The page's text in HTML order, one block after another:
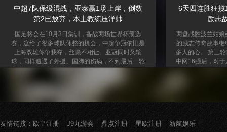
中超7队保级混战，亚泰赢1场上岸，倒数
第2已放弃，本土教练压洋帅
国足将会在10月3日集训，备战两场世界杯预选
赛，这给了很多球队休整的机会，中超争冠依旧是
上海双雄你争我夺，丝毫不相让。亚冠同时又输
球，同样遭遇了外援、国脚的伤病，不到最后一轮
多比赛的戏剧程度，堪比争冠的决赛。中超27轮战
罢，保级区依旧是有7支球队没有完全保级。 最稳
健的应该是武汉三镇，上一轮绝杀了河南队，球队
的积分达到了28分，按照中超30分保级的惯例，
客家的直接对话，最快下一轮对阵浙江队，有
6天四连胜狂
励志
两盘战胜波兰姑
的励志传奇故事
多人的心。 第三
中网16强后，对
好张帅的人理由
波兰姑娘刚在结
友情链接： 欧皇注册 J9九游会 鼎点注册 星欧注册 新航娱乐